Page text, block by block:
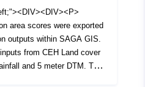
area scores were exported
outputs within SAGA GIS.
from CEH Land cover
and 5 meter DTM. The